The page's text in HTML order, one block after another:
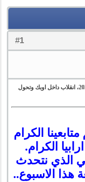
#
1
فوركس اهم الفرص و الاحداث حتى 27 مارس 2020، انقلاب داخل اوبك وتحول
الكرام
الكرام.
الذي نتحدث
هذا الاسبوع..